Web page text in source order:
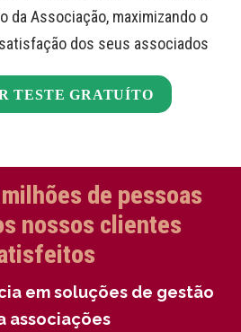
da Associação, maximizando o
dos seus associados
TESTE GRATUÍTO
de pessoas
nossos clientes
em soluções de gestão
associações